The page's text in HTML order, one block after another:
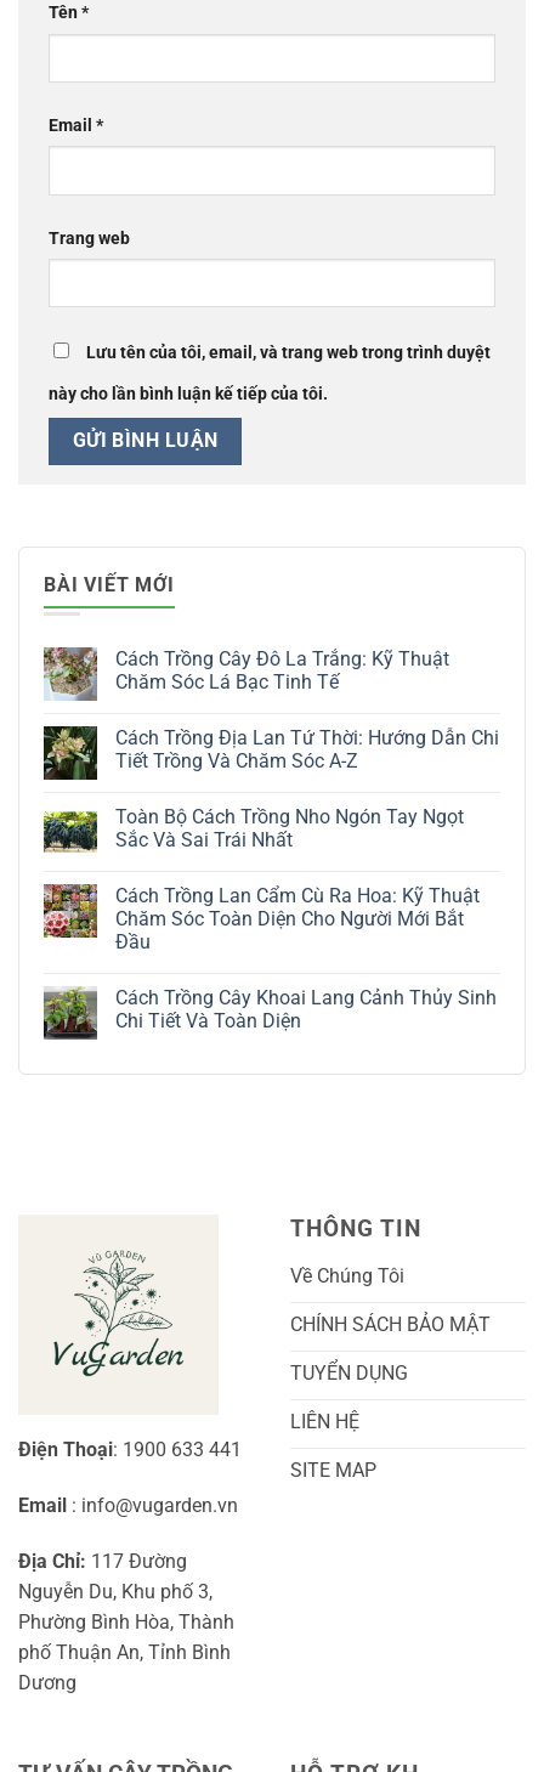
Tên*
Email *
Trang web
Lưu tên của tôi, email, và trang web trong trình duyệt
này cho lần bình luận kế tiếp của tôi.
BÀI VIẾT MỚI
Cách Trồng Cây Đô La Trắng: Kỹ Thuật
Chăm Sóc Lá Bạc Tinh Tế
bình
luận
Cây
Đô
La
Thuật
Chăm
Sóc
Lá
Tế
Cách Trồng Địa Lan Tứ Thời: Hướng Dẫn Chi
Tiết Trồng Và Chăm Sóc A-Z
bình
luận
ở
Địa
Lan
Tứ
Thời:
Chi
Tiết
Trồng
Toàn Bộ Cách Trồng Nho Ngón Tay Ngọt
Sắc Và Sai Trái Nhất
bình
luận
ở
Toàn
Trồng
Nho
Ngón
Cách Trồng Lan Cẩm Cù Ra Hoa: Kỹ Thuật
Chăm Sóc Toàn Diện Cho Người Mới Bắt
Đầu
bình
luận
ở
Lan
Cho
Người
Mới
Bắt
Đầu
Cách Trồng Cây Khoai Lang Cảnh Thủy Sinh
Chi Tiết Và Toàn Diện
bình
Chi
Tiết
Và
Toàn
Diện
Điện Thoại: 1900 633 441
Email : info@vugarden.vn
Địa Chỉ: 117 Đường
Nguyễn Du, Khu phố 3,
Phường Bình Hòa, Thành
phố Thuận An, Tỉnh Bình
Dương
THÔNG TIN
Về Chúng Tôi
CHÍNH SÁCH BẢO MẬT
TUYỂN DỤNG
LIÊN HỆ
SITE MAP